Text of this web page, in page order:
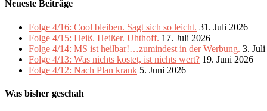
Neueste Beiträge
Folge 4/16: Cool bleiben. Sagt sich so leicht. 31. Juli 2026
Folge 4/15: Heiß. Heißer. Uhthoff. 17. Juli 2026
Folge 4/14: MS ist heilbar!…zumindest in der Werbung. 3.
Folge 4/13: Was nichts kostet, ist nichts wert? 19. Juni 2026
Folge 4/12: Nach Plan krank 5. Juni 2026
Was bisher geschah